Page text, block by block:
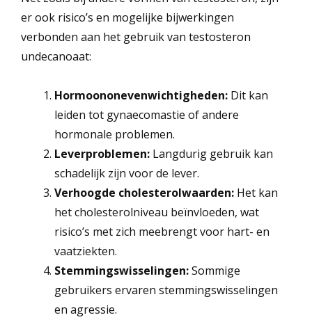
er ook risico’s en mogelijke bijwerkingen
verbonden aan het gebruik van testosteron
undecanoaat:
Hormoononevenwichtigheden: Dit kan
leiden tot gynaecomastie of andere
hormonale problemen.
Leverproblemen: Langdurig gebruik kan
schadelijk zijn voor de lever.
Verhoogde cholesterolwaarden: Het kan
het cholesterolniveau beïnvloeden, wat
risico’s met zich meebrengt voor hart- en
vaatziekten.
Stemmingswisselingen:Sommige
gebruikers ervaren stemmingswisselingen
en agressie.